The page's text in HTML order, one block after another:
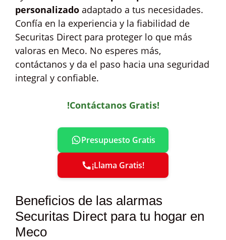
personalizado adaptado a tus necesidades.
Confía en la experiencia y la fiabilidad de
Securitas Direct para proteger lo que más
valoras en Meco. No esperes más,
contáctanos y da el paso hacia una seguridad
integral y confiable.
!Contáctanos Gratis!
Presupuesto Gratis
¡Llama Gratis!
Beneficios de las alarmas
Securitas Direct para tu hogar en
Meco